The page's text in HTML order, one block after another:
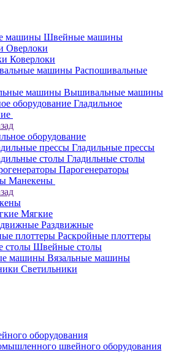
Швейные машины
Оверлоки
Коверлоки
Распошивальные
Вышивальные машины
Гладильное
оборудование
Гладильные прессы
Гладильные столы
Парогенераторы
Манекены
Мягкие
Раздвижные
Раскройные плоттеры
Швейные столы
Вязальные машины
Светильники
оборудования
швейного оборудования